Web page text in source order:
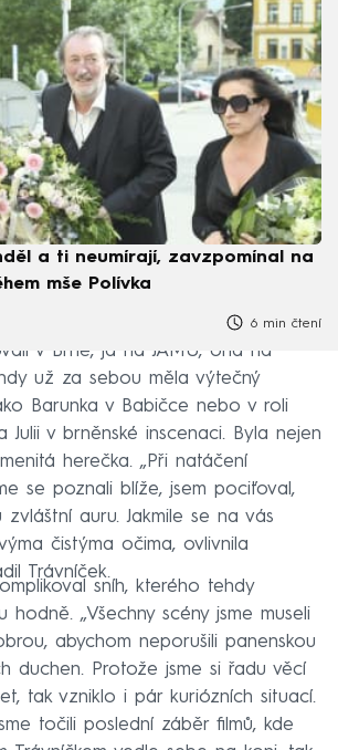
a ti neumírají, zavzpomínal na
mše Polívka
6 min čtení
v Brně, já na JAMU, ona na
už za sebou měla výtečný
Barunka v Babičce nebo v roli
Julii v brněnské inscenaci. Byla nejen
herečka. „Při natáčení
se poznali blíže, jsem pociťoval,
auru. Jakmile se na vás
čistýma očima, ovlivnila
Trávníček.
sníh, kterého tehdy
„Všechny scény jsme museli
abychom neporušili panenskou
duchen. Protože jsme si řadu věcí
tak vzniklo i pár kuriózních situací.
točili poslední záběr filmů, kde